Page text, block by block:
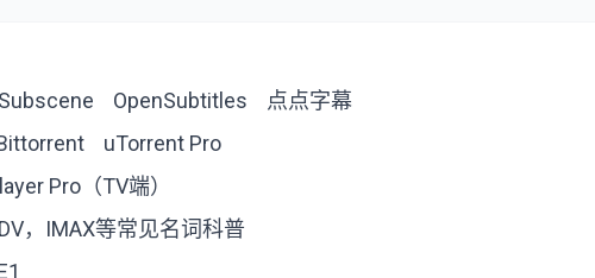
OpenSubtitles
点点字幕
uTorrent Pro
Pro（TV端）
，IMAX等常见名词科普